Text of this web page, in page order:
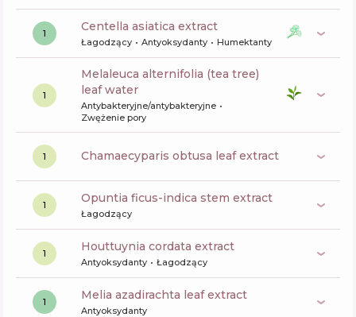
1 centella asiatica extract
Łagodzący Antyoksydanty Humektanty
1
melaleuca alternifolia (tea tree)
leaf water
Antybakteryjne/antybakteryjne
Zwężenie pory
1 chamaecyparis obtusa leaf extract
1 opuntia ficus-indica stem extract
Łagodzący
1 houttuynia cordata extract
Antyoksydanty Łagodzący
1 melia azadirachta leaf extract
Antyoksydanty